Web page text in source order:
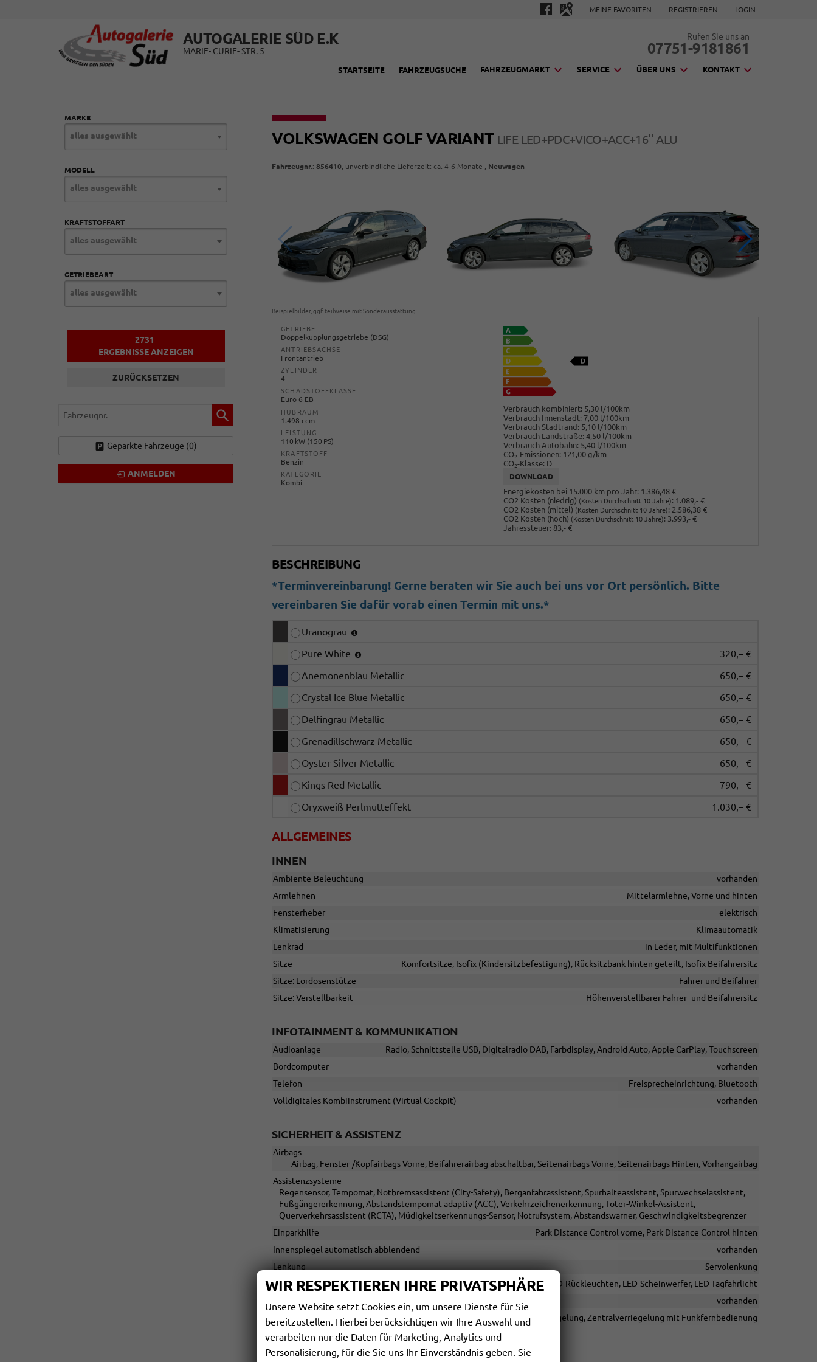
MEINE FAVORITEN REGISTRIEREN LOGIN
AUTOGALERIE SÜD E.K
MARIE- CURIE- STR. 5
Rufen Sie uns an
07751-9181861
STARTSEITE FAHRZEUGSUCHE FAHRZEUGMARKT SERVICE ÜBER UNS KONTAKT
VOLKSWAGEN GOLF VARIANT LIFE LED+PDC+VICO+ACC+16'' ALU
Fahrzeugnr.:856410, unverbindliche Lieferzeit: ca. 4-6 Monate , Neuwagen
Beispielbilder, ggf. teilweise mit Sonderausstattung
GETRIEBE
Doppelkupplungsgetriebe (DSG)
ANTRIEBSACHSE
Frontantrieb
ZYLINDER
4
SCHADSTOFFKLASSE
Euro 6 EB
HUBRAUM
1.498 ccm
LEISTUNG
110 kW (150 PS)
KRAFTSTOFF
Benzin
KATEGORIE
Kombi
Verbrauch kombiniert: 5,30 l/100km
Verbrauch Innenstadt: 7,00 l/100km
Verbrauch Stadtrand: 5,10 l/100km
Verbrauch Landstraße: 4,50 l/100km
Verbrauch Autobahn: 5,40 l/100km
CO2-Emissionen: 121,00 g/km
CO2-Klasse: D
DOWNLOAD
Energiekosten bei 15.000 km pro Jahr: 1.386,48 €
CO2 Kosten (niedrig) (Kosten Durchschnitt 10 Jahre): 1.089,- €
CO2 Kosten (mittel) (Kosten Durchschnitt 10 Jahre): 2.586,38 €
CO2 Kosten (hoch) (Kosten Durchschnitt 10 Jahre): 3.993,- €
Jahressteuer: 83,- €
BESCHREIBUNG
*Terminvereinbarung! Gerne beraten wir Sie auch bei uns vor Ort persönlich. Bitte
vereinbaren Sie dafür vorab einen Termin mit uns.*
Uranograu
Pure White
320,– €
Anemonenblau Metallic
650,– €
Crystal Ice Blue Metallic
650,– €
Delfingrau Metallic
650,– €
Grenadillschwarz Metallic
650,– €
Oyster Silver Metallic
650,– €
Kings Red Metallic
790,– €
Oryxweiß Perlmutteffekt
1.030,– €
ALLGEMEINES
INNEN
Ambiente-Beleuchtung
vorhanden
Armlehnen
Mittelarmlehne, Vorne und hinten
Fensterheber
elektrisch
Klimatisierung
Klimaautomatik
Lenkrad
in Leder, mit Multifunktionen
Sitze
Komfortsitze, Isofix (Kindersitzbefestigung), Rücksitzbank hinten geteilt, Isofix Beifahrersitz
Sitze: Lordosenstütze
Fahrer und Beifahrer
Sitze: Verstellbarkeit
Höhenverstellbarer Fahrer- und Beifahrersitz
INFOTAINMENT & KOMMUNIKATION
Audioanlage
Radio, Schnittstelle USB, Digitalradio DAB, Farbdisplay, Android Auto, Apple CarPlay, Touchscreen
Bordcomputer
vorhanden
Telefon
Freisprecheinrichtung, Bluetooth
Volldigitales Kombiinstrument (Virtual Cockpit)
vorhanden
SICHERHEIT & ASSISTENZ
Airbags
Airbag, Fenster-/Kopfairbags Vorne, Beifahrerairbag abschaltbar, Seitenairbags Vorne, Seitenairbags Hinten, Vorhangairbag
Assistenzsysteme
Regensensor, Tempomat, Notbremsassistent (City-Safety), Berganfahrassistent, Spurhalteassistent, Spurwechselassistent,
Fußgängererkennung, Abstandstempomat adaptiv (ACC), Verkehrzeichenerkennung, Toter-Winkel-Assistent,
Querverkehrsassistent (RCTA), Müdigkeitserkennungs-Sensor, Notrufsystem, Abstandswarner, Geschwindigkeitsbegrenzer
Einparkhilfe
Park Distance Control vorne, Park Distance Control hinten
Innenspiegel automatisch abblendend
vorhanden
Lenkung
Servolenkung
Lichttechnik
Lichtsensor, LED-Rückleuchten, LED-Scheinwerfer, LED-Tagfahrlicht
vorhanden
Zentralverriegelung
Zentralverriegelung, Zentralverriegelung mit Funkfernbedienung
AUSSEN
MARKE
alles ausgewählt
MODELL
alles ausgewählt
KRAFTSTOFFART
alles ausgewählt
GETRIEBEART
alles ausgewählt
2731
ERGEBNISSE ANZEIGEN
ZURÜCKSETZEN
Fahrzeugnr.
Geparkte Fahrzeuge (0)
ANMELDEN
WIR RESPEKTIEREN IHRE PRIVATSPHÄRE
Unsere Website setzt Cookies ein, um unsere Dienste für Sie
bereitzustellen. Hierbei berücksichtigen wir Ihre Auswahl und
verarbeiten nur die Daten für Marketing, Analytics und
Personalisierung, für die Sie uns Ihr Einverständnis geben. Sie